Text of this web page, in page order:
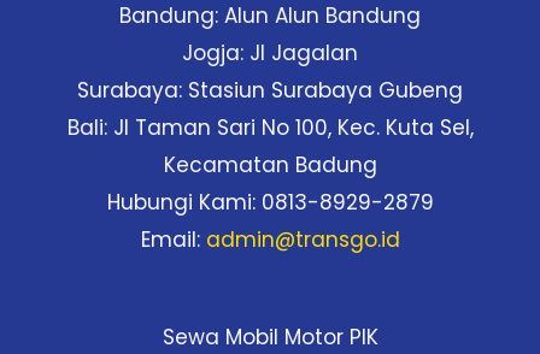
Bandung: Alun Alun Bandung
Jogja: Jl Jagalan
Surabaya: Stasiun Surabaya Gubeng
Bali: Jl Taman Sari No 100, Kec. Kuta Sel,
Kecamatan Badung
Hubungi Kami: 0813-8929-2879
Email: admin@transgo.id
Sewa Mobil Motor PIK